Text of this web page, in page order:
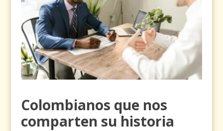
Colombianos que nos
comparten su historia